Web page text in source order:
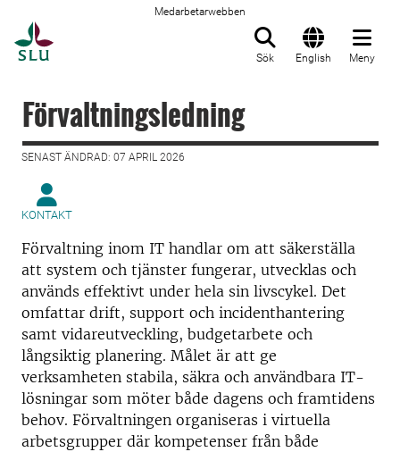
Medarbetarwebben
Sök English Meny
Förvaltningsledning
SENAST ÄNDRAD: 07 APRIL 2026
KONTAKT
Förvaltning inom IT handlar om att säkerställa
att system och tjänster fungerar, utvecklas och
används effektivt under hela sin livscykel. Det
omfattar drift, support och incidenthantering
samt vidareutveckling, budgetarbete och
långsiktig planering. Målet är att ge
verksamheten stabila, säkra och användbara IT-
lösningar som möter både dagens och framtidens
behov. Förvaltningen organiseras i virtuella
arbetsgrupper där kompetenser från både